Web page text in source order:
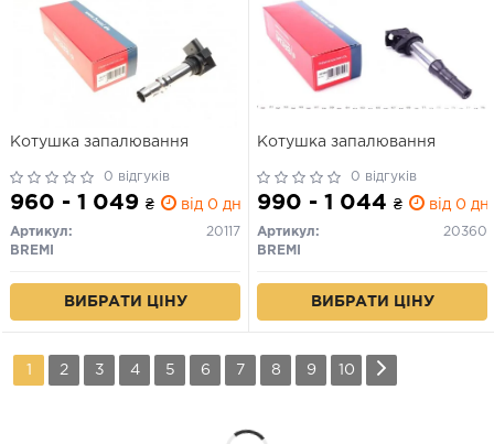
Котушка запалювання
0 відгуків
960 - 1 049 ₴ від 0 дн.
Артикул:
20117
BREMI
ВИБРАТИ ЦІНУ
Котушка запалювання
0 відгуків
990 - 1 044 ₴ від 0 дн.
Артикул:
20360
BREMI
ВИБРАТИ ЦІНУ
1 2 3 4 5 6 7 8 9 10